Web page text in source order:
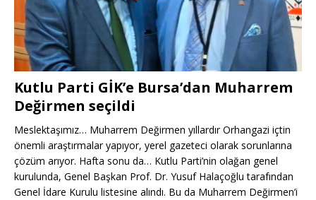
Kutlu Parti GİK’e Bursa’dan Muharrem
Değirmen seçildi
Meslektaşımız… Muharrem Değirmen yıllardır Orhangazi içtin
önemli araştırmalar yapıyor, yerel gazeteci olarak sorunlarına
çözüm arıyor. Hafta sonu da… Kutlu Parti’nin olağan genel
kurulunda, Genel Başkan Prof. Dr. Yusuf Halaçoğlu tarafından
Genel İdare Kurulu listesine alındı. Bu da Muharrem Değirmen’i